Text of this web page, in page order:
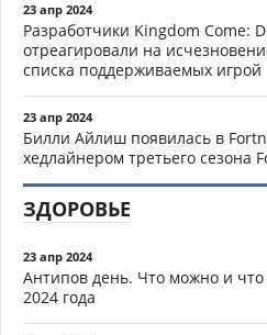
23 апр 2024
Разработчики Kingdom Come:
отреагировали на
списка поддерживаемых игрой
23 апр 2024
Билли Айлиш появилась в
хедлайнером третьего сезона
ЗДОРОВЬЕ
23 апр 2024
Антипов день. Что можно и что
2024 года